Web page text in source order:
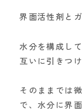
界面活性剤と
水分を構成し
互いに引きつ
そのままでは
で、水分に界